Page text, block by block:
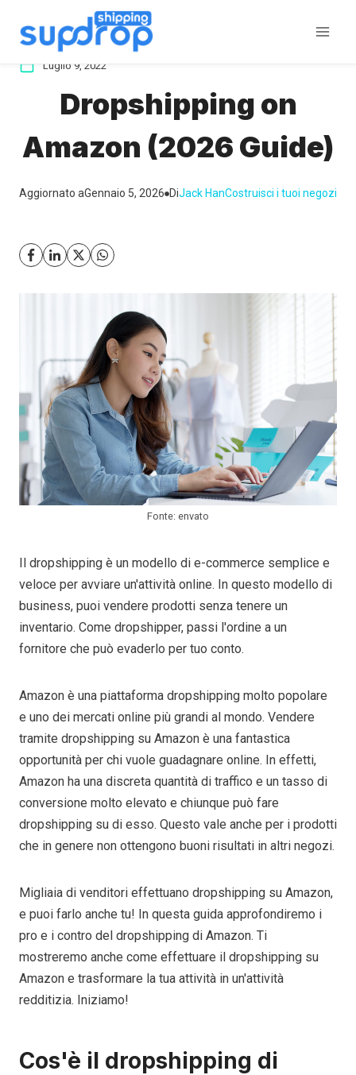
Luglio 9, 2022
Dropshipping on
Amazon (2026 Guide)
Aggiornato aGennaio 5, 2026 DiJack HanCostruisci i tuoi negozi
Fonte: envato
Il dropshipping è un modello di e-commerce semplice e
veloce per avviare un'attività online. In questo modello di
business, puoi vendere prodotti senza tenere un
inventario. Come dropshipper, passi l'ordine a un
fornitore che può evaderlo per tuo conto.
Amazon è una piattaforma dropshipping molto popolare
e uno dei mercati online più grandi al mondo. Vendere
tramite dropshipping su Amazon è una fantastica
opportunità per chi vuole guadagnare online. In effetti,
Amazon ha una discreta quantità di traffico e un tasso di
conversione molto elevato e chiunque può fare
dropshipping su di esso. Questo vale anche per i prodotti
che in genere non ottengono buoni risultati in altri negozi.
Migliaia di venditori effettuano dropshipping su Amazon,
e puoi farlo anche tu! In questa guida approfondiremo i
pro e i contro del dropshipping di Amazon. Ti
mostreremo anche come effettuare il dropshipping su
Amazon e trasformare la tua attività in un'attività
redditizia. Iniziamo!
Cos'è il dropshipping di